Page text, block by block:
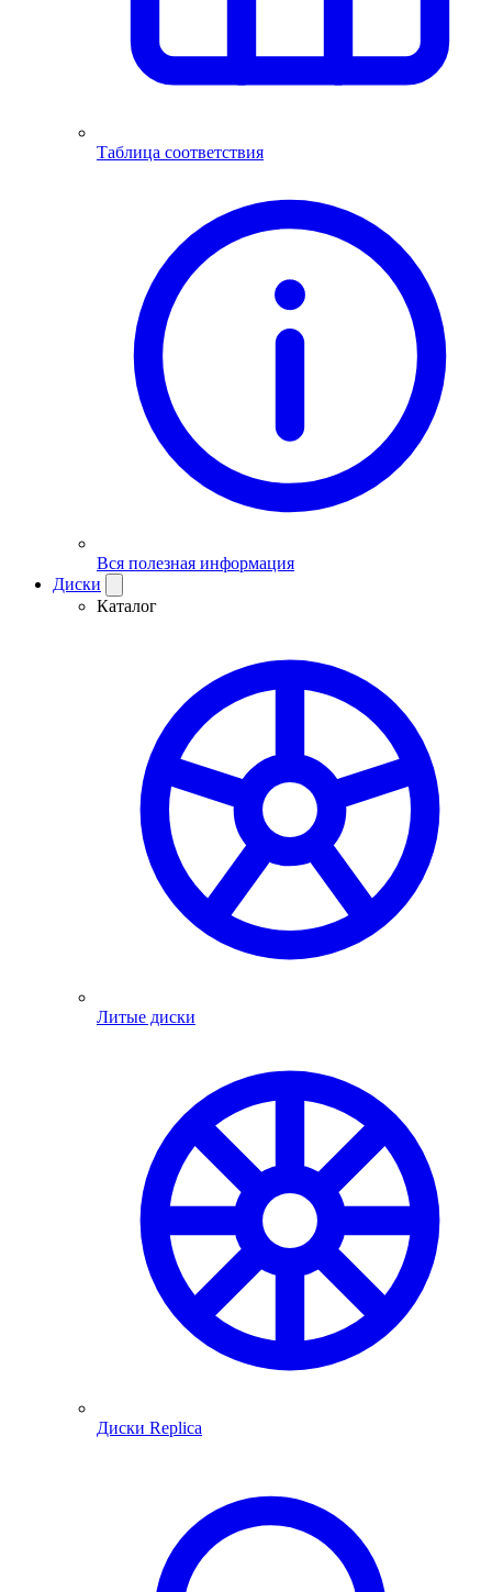
Таблица соответствия
Вся полезная информация
Диски
Каталог
Литые диски
Диски Replica